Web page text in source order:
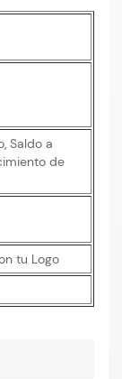
Saldo a
de
tu Logo